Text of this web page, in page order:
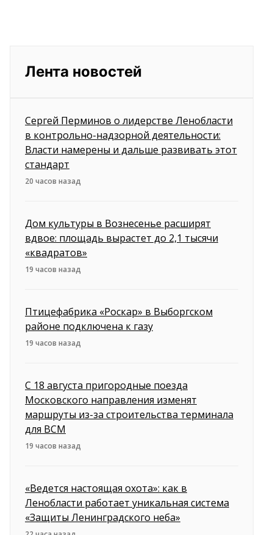
Лента новостей
Сергей Перминов о лидерстве Ленобласти
в контрольно-надзорной деятельности:
Власти намерены и дальше развивать этот
стандарт
20 часов назад
Дом культуры в Вознесенье расширят
вдвое: площадь вырастет до 2,1 тысячи
«квадратов»
19 часов назад
Птицефабрика «Роскар» в Выборгском
районе подключена к газу
19 часов назад
С 18 августа пригородные поезда
Московского направления изменят
маршруты из-за строительства терминала
для ВСМ
19 часов назад
«Ведется настоящая охота»: как в
Ленобласти работает уникальная система
«Защиты Ленинградского неба»